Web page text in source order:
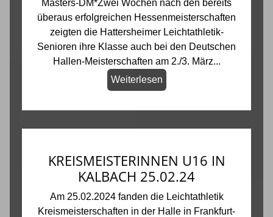
Masters-DM*Zwei Wochen nach den bereits
überaus erfolgreichen Hessenmeisterschaften
zeigten die Hattersheimer Leichtathletik-
Senioren ihre Klasse auch bei den Deutschen
Hallen-Meisterschaften am 2./3. März...
Weiterlesen
KREISMEISTERINNEN U16 IN
KALBACH 25.02.24
Am 25.02.2024 fanden die Leichtathletik
Kreismeisterschaften in der Halle in Frankfurt-